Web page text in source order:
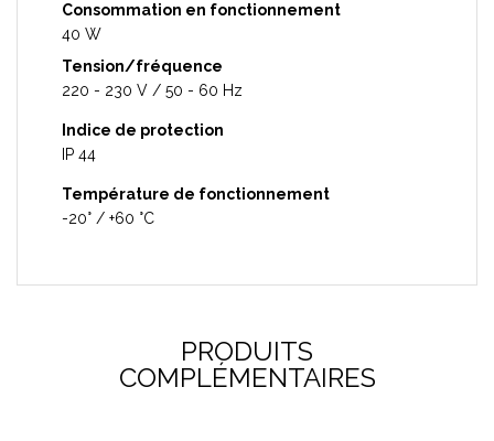
Consommation en fonctionnement
40 W
Tension/fréquence
220 - 230 V / 50 - 60 Hz
Indice de protection
IP 44
Température de fonctionnement
-20° / +60 °C
PRODUITS
COMPLÉMENTAIRES